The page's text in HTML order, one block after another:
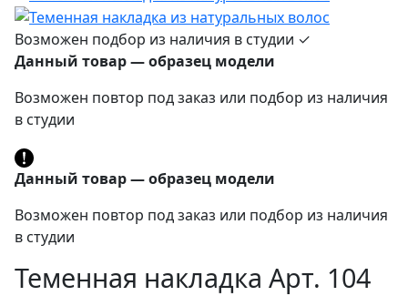
Возможен подбор из наличия в студии ✓
Данный товар — образец модели
Возможен повтор под заказ или подбор из наличия
в студии
Данный товар — образец модели
Возможен повтор под заказ или подбор из наличия
в студии
Теменная накладка Арт. 104